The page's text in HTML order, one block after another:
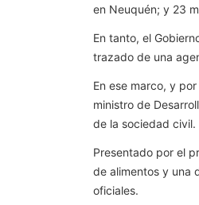
en Neuquén; y 23
En tanto, el
trazado de una
En ese marco, y
ministro de
de la sociedad civil.
Presentado por el
de alimentos y una
oficiales.